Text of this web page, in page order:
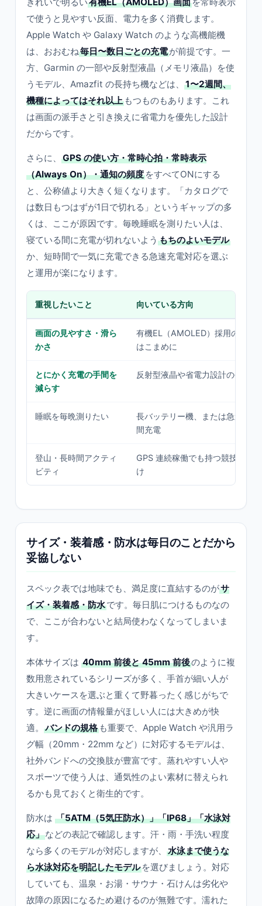
で使うと見やすい反面、電力を多く消費します。
Apple Watch や Galaxy Watch のような高機能機
は、おおむね毎日〜数日ごとの充電が前提です。一
方、Garmin の一部や反射型液晶（メモリ液晶）を使
うモデル、Amazfit の長持ち機などは、
1〜2週間、
機種によってはそれ以上 もつものもあります。これ
は画面の派手さと引き換えに省電力を優先した設計
だからです。
さらに、
GPS の使い方・常時心拍・常時表示
（Always On）・通知の頻度 をすべてONにする
と、公称値より大きく短くなります。「カタログで
は数日もつはずが1日で切れる」というギャップの多
くは、ここが原因です。毎晩睡眠を測りたい人は、
寝ている間に充電が切れないよう もちのよいモデル
か、短時間で一気に充電できる急速充電対応を選ぶ
と運用が楽になります。
重視したいこと 向いている方向
画面の見やすさ・滑ら
かさ
有機EL（AMOLED）採用の高機
はこまめに
とにかく充電の手間を
減らす
反射型液晶や省電力設計の長バッ
睡眠を毎晩測りたい
長バッテリー機、または急速充電
間充電
登山・長時間アクティ
ビティ
GPS 連続稼働でも持つ競技・ア
け
サイズ・装着感・防水は毎日のことだから
妥協しない
スペック表では地味でも、満足度に直結するのがサ
イズ・装着感・防水です。毎日肌につけるものなの
で、ここが合わないと結局使わなくなってしまいま
す。
本体サイズは 40mm 前後と 45mm 前後のように複
数用意されているシリーズが多く、手首が細い人が
大きいケースを選ぶと重くて野暮ったく感じがちで
す。逆に画面の情報量がほしい人には大きめが快
適。
バンドの規格 も重要で、Apple Watch や汎用ラ
グ幅（20mm・22mm など）に対応するモデルは、
社外バンドへの交換肢が豊富です。蒸れやすい人や
スポーツで使う人は、通気性のよい素材に替えられ
るかも見ておくと衛生的です。
防水は 「5ATM（5気圧防水）」「IP68」「水泳対
応」などの表記で確認します。汗・雨・手洗い程度
なら多くのモデルが対応しますが、
水泳まで使うな
ら水泳対応を明記したモデル を選びましょう。対応
していても、温泉・お湯・サウナ・石けんは劣化や
故障の原因になるため避けるのが無難です。濡れた